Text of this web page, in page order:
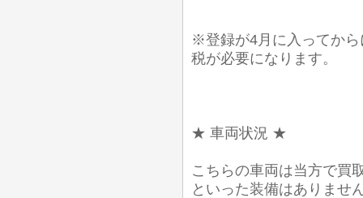
※登録が4月に入ってか
税が必要になります。
★ 車両状況 ★
こちらの車両は当方で買
といった装備はありませ